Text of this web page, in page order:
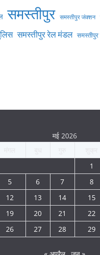
समस्तीपुर समस्तीपुर जंक्शन
समस्तीपुर रेल मंडल समस्तीपुर
मई 2026
1
5 6 7 8
12 13 14 15
19 20 21 22
26 27 28 29